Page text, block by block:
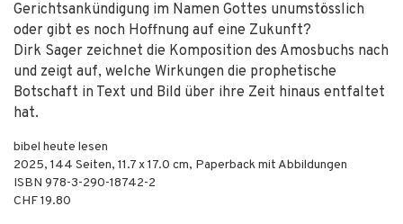
Gerichtsankündigung im Namen Gottes unumstösslich
oder gibt es noch Hoffnung auf eine Zukunft?
Dirk Sager zeichnet die Komposition des Amosbuchs nach
und zeigt auf, welche Wirkungen die prophetische
Botschaft in Text und Bild über ihre Zeit hinaus entfaltet
hat.
bibel heute lesen
2025, 144 Seiten, 11.7 x 17.0 cm, Paperback mit Abbildungen
ISBN 978-3-290-18742-2
CHF 19.80